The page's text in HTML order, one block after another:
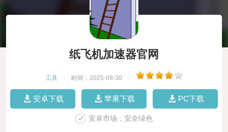
纸飞机加速器官网
工具 时间：2025-08-30
安卓下载 苹果下载 PC下载
安卓市场，安全绿色